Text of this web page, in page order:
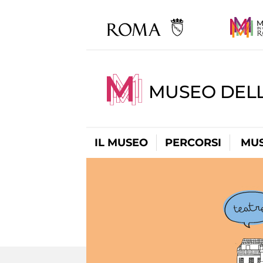
MUSEO
IL MUSEO PERCORSI